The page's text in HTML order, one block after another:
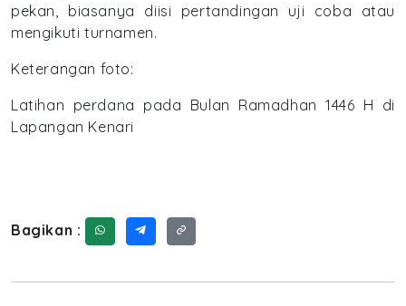
pekan, biasanya diisi pertandingan uji coba atau
mengikuti turnamen.
Keterangan foto:
Latihan perdana pada Bulan Ramadhan 1446 H di
Lapangan Kenari
Bagikan :